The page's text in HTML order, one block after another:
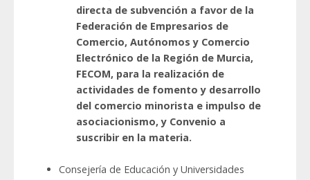
directa de subvención a favor de la
Federación de Empresarios de
Comercio, Autónomos y Comercio
Electrónico de la Región de Murcia,
FECOM, para la realización de
actividades de fomento y desarrollo
del comercio minorista e impulso de
asociacionismo, y Convenio a
suscribir en la materia.
Consejería de Educación y Universidades